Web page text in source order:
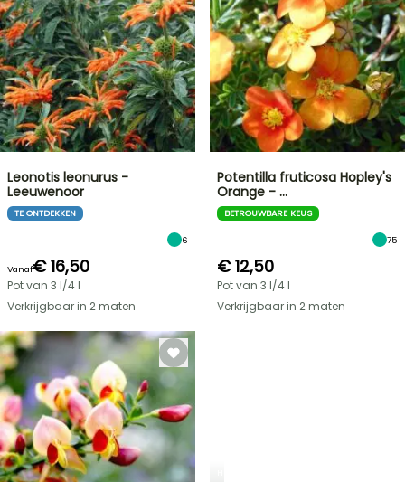
Leonotis leonurus -
Leeuwenoor
TE ONTDEKKEN
6
Vanaf€ 16,50
Pot van 3 l/4 l
Verkrijgbaar in 2 maten
Potentilla fruticosa Hopley's
Orange - …
BETROUWBARE KEUS
75
€ 12,50
Pot van 3 l/4 l
Verkrijgbaar in 2 maten